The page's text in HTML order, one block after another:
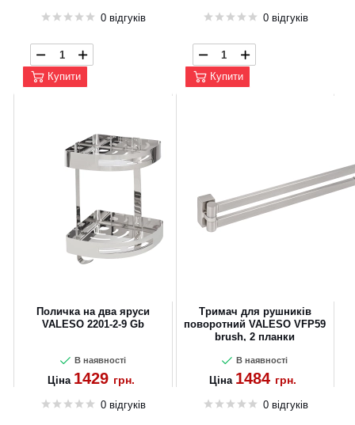
0 відгуків
Купити
0 відгуків
Купити
Поличка на два яруси
VALESO 2201-2-9 Gb
В наявності
Ціна 1429 грн.
0 відгуків
Тримач для рушників
поворотний VALESO VFP59
brush, 2 планки
В наявності
Ціна 1484 грн.
0 відгуків